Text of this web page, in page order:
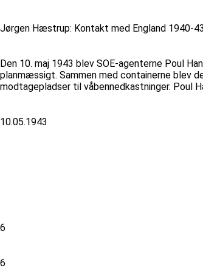
Jørgen Hæstrup: Kontakt med England 1940-
Den 10. maj 1943 blev SOE-agenterne Poul
planmæssigt. Sammen med containerne blev
modtagepladser til våbennedkastninger. Poul
10.05.1943
6
6